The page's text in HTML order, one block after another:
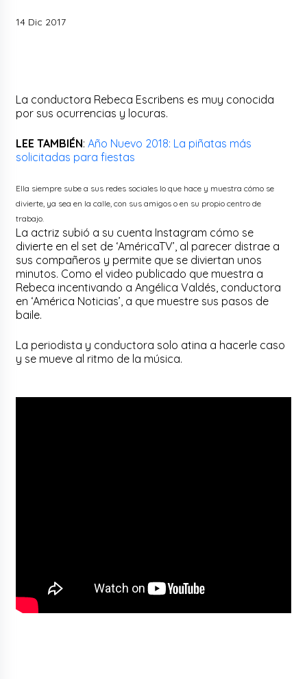
14 Dic 2017
La conductora Rebeca Escribens es muy conocida
por sus ocurrencias y locuras.
LEE TAMBIÉN:Año Nuevo 2018: La piñatas más
solicitadas para fiestas
Ella siempre sube a sus redes sociales lo que hace y muestra cómo se
divierte, ya sea en la calle, con sus amigos o en su propio centro de
trabajo.
La actriz subió a su cuenta Instagram cómo se
divierte en el set de ‘AméricaTV’, al parecer distrae a
sus compañeros y permite que se diviertan unos
minutos. Como el video publicado que muestra a
Rebeca incentivando a Angélica Valdés, conductora
en ‘América Noticias’, a que muestre sus pasos de
baile.
La periodista y conductora solo atina a hacerle caso
y se mueve al ritmo de la música.